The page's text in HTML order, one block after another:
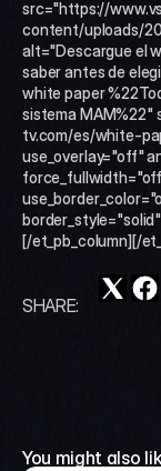
src="https://
content/uploads/
alt="Descargue el
saber antes de
white paper
sistema MAM%22"
tv.com/es/white-
use_overlay="off"
[/et_pb_column][/
SHARE:
You might also